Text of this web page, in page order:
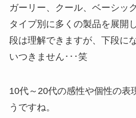
ガーリー、クール、ベーシッ
タイプ別に多くの製品を展開
段は理解できますが、下段に
いつきません･･･笑
10代～20代の感性や個性の表
うですね。